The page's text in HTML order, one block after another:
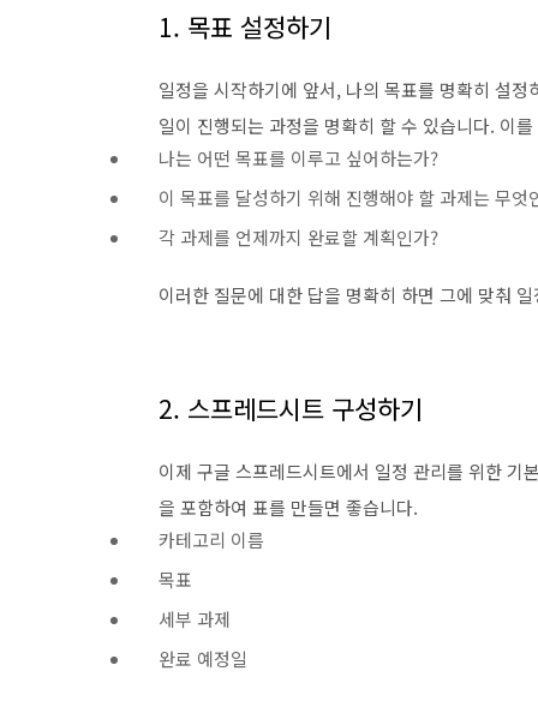
1. 목표 설정하기
일정을 시작하기에 앞서, 나의 목표를 명확히 설
일이 진행되는 과정을 명확히 할 수 있습니다. 이
나는 어떤 목표를 이루고 싶어하는가?
이 목표를 달성하기 위해 진행해야 할 과제는 무엇
각 과제를 언제까지 완료할 계획인가?
이러한 질문에 대한 답을 명확히 하면 그에 맞춰
2. 스프레드시트 구성하기
이제 구글 스프레드시트에서 일정 관리를 위한 기
을 포함하여 표를 만들면 좋습니다.
카테고리 이름
목표
세부 과제
완료 예정일